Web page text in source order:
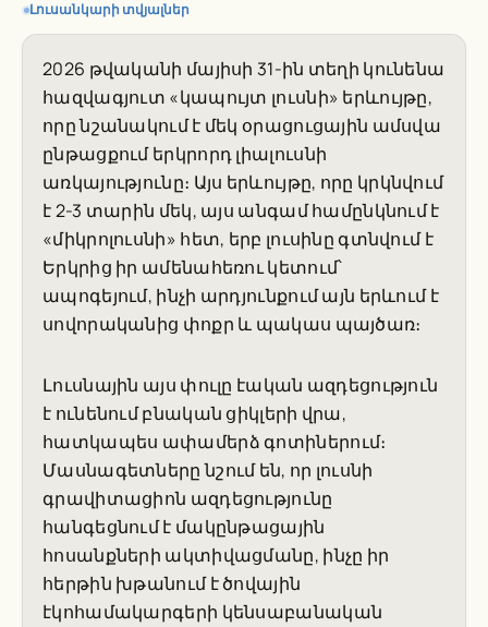
Լուսանկարի տվյալներ
2026 թվականի մայիսի 31-ին տեղի կունենա
հազվագյուտ «կապույտ լուսնի» երևույթը,
որը նշանակում է մեկ օրացուցային ամսվա
ընթացքում երկրորդ լիալուսնի
առկայությունը։ Այս երևույթը, որը կրկնվում
է 2-3 տարին մեկ, այս անգամ համընկնում է
«միկրոլուսնի» հետ, երբ լուսինը գտնվում է
Երկրից իր ամենահեռու կետում՝
ապոգեյում, ինչի արդյունքում այն երևում է
սովորականից փոքր և պակաս պայծառ։
Լուսնային այս փուլը էական ազդեցություն
է ունենում բնական ցիկլերի վրա,
հատկապես ափամերձ գոտիներում։
Մասնագետները նշում են, որ լուսնի
գրավիտացիոն ազդեցությունը
հանգեցնում է մակընթացային
հոսանքների ակտիվացմանը, ինչը իր
հերթին խթանում է ծովային
էկոհամակարգերի կենսաբանական